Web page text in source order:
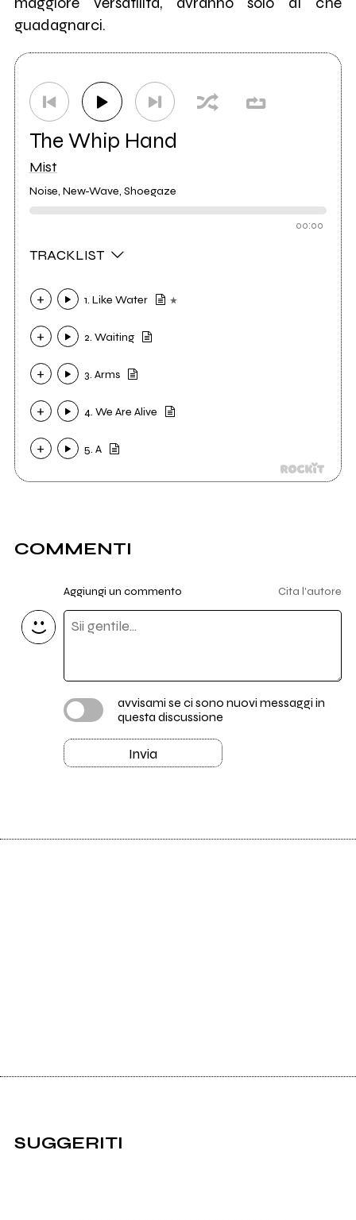
guadagnarci.
The Whip Hand
Mist
Noise, New-Wave, Shoegaze
00:00
TRACKLIST
1. Like Water
2. Waiting
3. Arms
4. We Are Alive
5. A
COMMENTI
Aggiungi un commento Cita l'autore
avvisami se ci sono nuovi messaggi in
questa discussione
Invia
SUGGERITI